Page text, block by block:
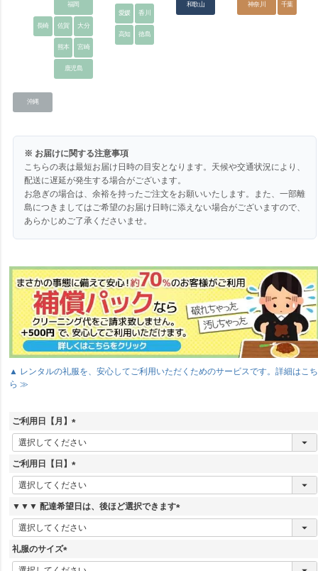
神奈川 千葉
和歌山
香川
愛媛
徳島
高知
福岡
佐賀 大分
熊本
長崎
宮崎
鹿児島
沖縄
※ お届けに関する注意事項
こちらの表は最短お届け日時の目安となります。天候や交通状況により、
配送に遅延が発生する場合がございます。
お急ぎの場合は、余裕を持ったご注文をお願いいたします。また、一部離
島につきましてはご希望のお届け日時に添えない場合がございますので、
あらかじめご了承くださいませ。
▲ レンタルの礼服を、安心してご利用いただくためのサービスです。詳細はこち
ら ≫
ご利用日【月】
(
必
須
)
ご利用日【日】
(
必
須
)
▼▼▼ 配達希望日は、後ほど選択できます
(
必
)
礼服のサイズ
(